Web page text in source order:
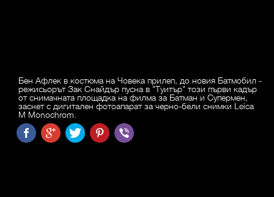
Бен Афлек в костюма на Човека прилеп, до новия Батмобил -
режисьорът Зак Снайдър пусна в "Туитър" този първи кадър
от снимачната площадка на филма за Батман и Супермен,
заснет с дигитален фотоапарат за черно-бели снимки Leica
M Monochrom.